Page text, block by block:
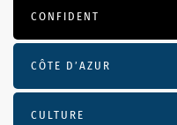
CONFIDENT
CÔTE D’AZUR
CULTURE